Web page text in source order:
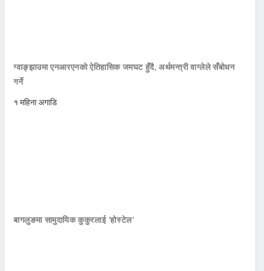
ग्वाङ्झाउमा एनआरएनको ऐतिहासिक जमघट हुँदै, अर्थमन्त्री वाग्लेले सँबोधन
गर्ने
१ महिना अगाडि
बागलुङमा सामुदायिक कुकुरलाई ‘होस्टेल’